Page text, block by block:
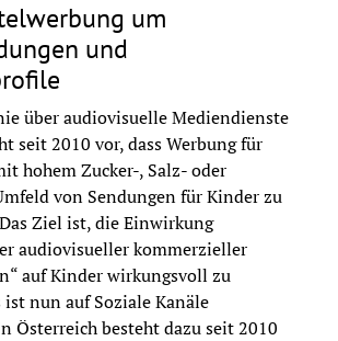
um
und
über audiovisuelle Mediendienste
seit 2010 vor, dass Werbung für
hohem Zucker-, Salz- oder
von Sendungen für Kinder zu
Ziel ist, die Einwirkung
audiovisueller kommerzieller
auf Kinder wirkungsvoll zu
ist nun auf Soziale Kanäle
Österreich besteht dazu seit 2010